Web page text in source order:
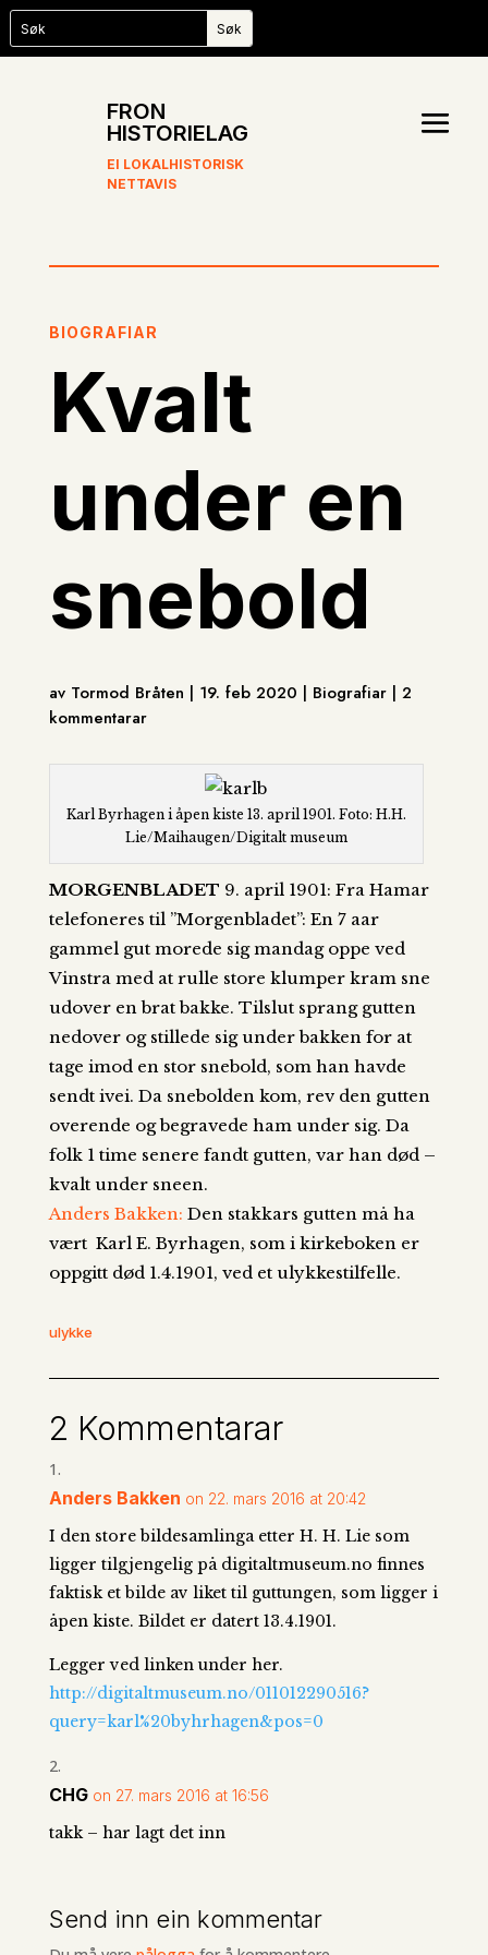
FRON
HISTORIELAG
EI LOKALHISTORISK
NETTAVIS
BIOGRAFIAR
Kvalt
under en
snebold
av Tormod Bråten | 19. feb 2020 | Biografiar | 2
kommentarar
Karl Byrhagen i åpen kiste 13. april 1901. Foto: H.H.
Lie/Maihaugen/Digitalt museum
MORGENBLADET 9. april 1901: Fra Hamar
telefoneres til ”Morgenbladet”: En 7 aar
gammel gut morede sig mandag oppe ved
Vinstra med at rulle store klumper kram sne
udover en brat bakke. Tilslut sprang gutten
nedover og stillede sig under bakken for at
tage imod en stor snebold, som han havde
sendt ivei. Da snebolden kom, rev den gutten
overende og begravede ham under sig. Da
folk 1 time senere fandt gutten, var han død –
kvalt under sneen.
Anders Bakken: Den stakkars gutten må ha
vært Karl E. Byrhagen, som i kirkeboken er
oppgitt død 1.4.1901, ved et ulykkestilfelle.
ulykke
2 Kommentarar
Anders Bakken on 22. mars 2016 at 20:42
I den store bildesamlinga etter H. H. Lie som
ligger tilgjengelig på digitaltmuseum.no finnes
faktisk et bilde av liket til guttungen, som ligger i
åpen kiste. Bildet er datert 13.4.1901.
Legger ved linken under her.
http://digitaltmuseum.no/011012290516?
query=karl%20byhrhagen&pos=0
CHG on 27. mars 2016 at 16:56
takk – har lagt det inn
Send inn ein kommentar